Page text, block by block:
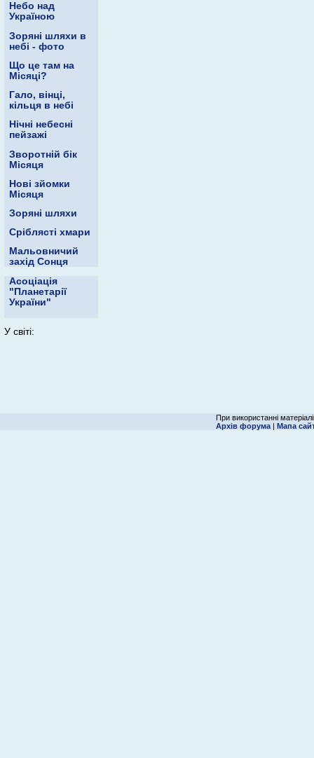
Небо над
Україною
Зоряні шляхи в
небі - фото
Що це там на
Місяці?
Гало, вінці,
кільця в небі
Нічні небесні
пейзажі
Зворотній бік
Місяця
Нові зйомки
Місяця
Зоряні шляхи
Сріблясті хмари
Мальовничий
захід Сонця
Асоціація
"Планетарії
України"
У світі:
При використанні
Архів форума| Мапа